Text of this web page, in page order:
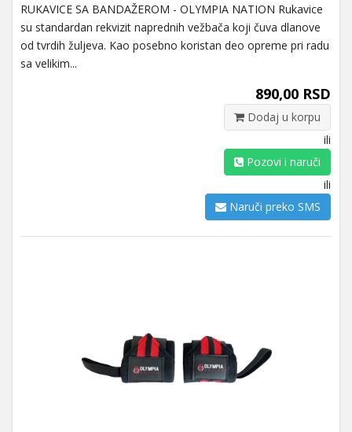
RUKAVICE SA BANDAŽEROM - OLYMPIA NATION Rukavice
su standardan rekvizit naprednih vežbača koji čuva dlanove
od tvrdih žuljeva. Kao posebno koristan deo opreme pri radu
sa velikim...
890,00 RSD
Dodaj u korpu
ili
Pozovi i naruči
ili
Naruči preko SMS